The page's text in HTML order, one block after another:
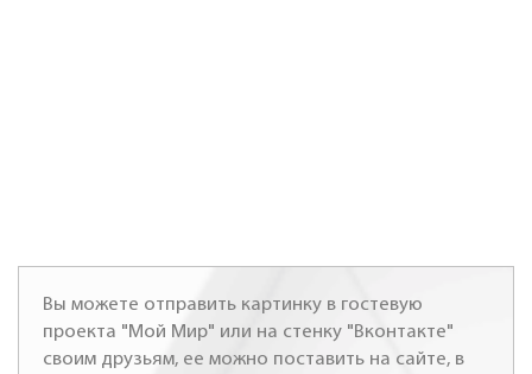
Вы можете отправить картинку в гостевую
проекта "Мой Мир" или на стенку "Вконтакте"
своим друзьям, ее можно поставить на сайте, в